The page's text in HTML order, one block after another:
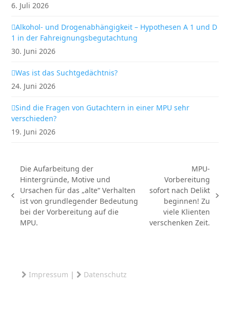
6. Juli 2026
Alkohol- und Drogenabhängigkeit – Hypothesen A 1 und D
1 in der Fahreignungsbegutachtung
30. Juni 2026
Was ist das Suchtgedächtnis?
24. Juni 2026
Sind die Fragen von Gutachtern in einer MPU sehr
verschieden?
19. Juni 2026
vorheriger
Beitrag:
Die Aufarbeitung der
Hintergründe, Motive und
Ursachen für das „alte“ Verhalten
ist von grundlegender Bedeutung
bei der Vorbereitung auf die
MPU.
Nächster
Beitrag:
MPU-
Vorbereitung
sofort nach Delikt
beginnen! Zu
viele Klienten
verschenken Zeit.
Impressum | Datenschutz